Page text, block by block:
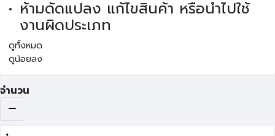
ห้ามดัดแปลง แก้ไขสินค้า หรือนำไปใช้
งานผิดประเภท
ดูทั้งหมด
ดูน้อยลง
จำนวน